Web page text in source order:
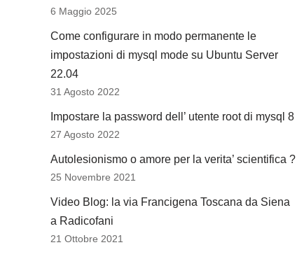
6 Maggio 2025
Come configurare in modo permanente le
impostazioni di mysql mode su Ubuntu Server
22.04
31 Agosto 2022
Impostare la password dell’ utente root di mysql 8
27 Agosto 2022
Autolesionismo o amore per la verita’ scientifica ?
25 Novembre 2021
Video Blog: la via Francigena Toscana da Siena
a Radicofani
21 Ottobre 2021